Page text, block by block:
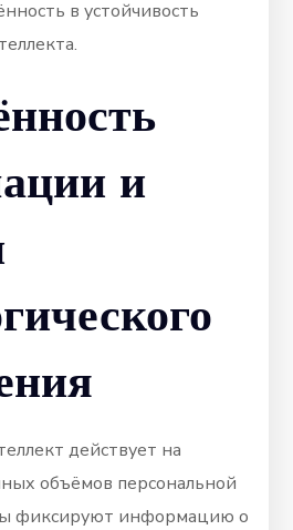
в устойчивость
и
действует на
объёмов персональной
фиксируют информацию о